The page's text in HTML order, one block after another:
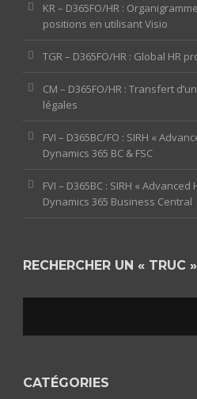
KR – D365FO/HR :
positions en utilisant Visio
TGR – D365FO/HR : Global HR
CM – D365FO/HR : Transfert
légales
FVI – D365BC/FO : SIRH «
Dynamics 365 BC & FSC
FVI – D365BC : SIRH «
Dynamics 365 Business Central
RECHERCHER UN « TRUC »
CATÉGORIES